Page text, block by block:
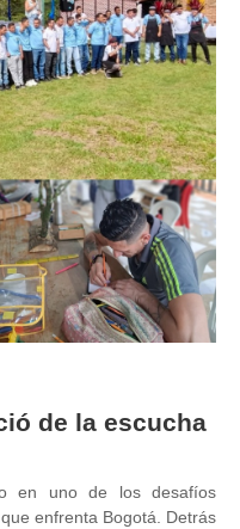
de la escucha
en uno de los desafíos
enfrenta Bogotá. Detrás